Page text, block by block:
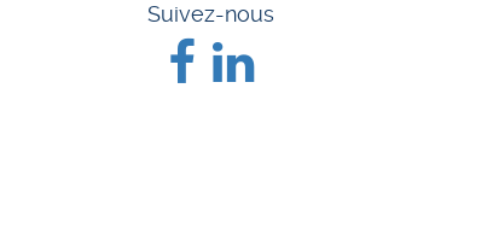
Suivez-nous